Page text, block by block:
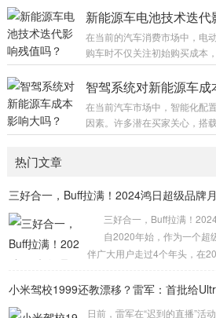
上获得更大空间。 此外，本地
来看，具备先进感知与决策能
现代汽车消费中不可忽视的价
心诉求。传统的被动安全配置
器融合，车辆能够实时监测周
新能源车电池技术迭代
在当前的汽车消费市场中，电
购车时不仅关注初始购买成本
电池作为核心部件，其技术更
率。当新一代电池具备更高能
现象在科技属性较强的消费品
技术红利往往伴随着旧资产的
智驾系统对新能源车成
在当前汽车市场中，智能化配
因素。许多潜在买家关心，搭
整车价格是否因此显著上涨。
米波雷达的数量增加，直接推
力芯片作为决策中心，其单价
如，一颗高性能智驾芯片的价
热门文章
三好合一，Buff拉满！2024鸿日超级品牌
三好合一，Buff拉满！2024
自2020年始，作为一个超
伴广大用户走过4个年头，在
多的人开好车？面对这一系列
小米驾校1999还教漂移？雷军：首批给
日前，雷军在“迟到的直播”活